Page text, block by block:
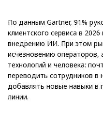
По данным Gartner, 91%
клиентского сервиса в
внедрению ИИ. При этом
исчезновению операторов,
технологий и человека:
переводить сотрудников
добавлять новые навыки в
линии.